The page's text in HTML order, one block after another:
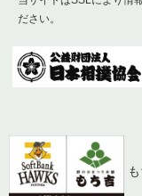
ださい。